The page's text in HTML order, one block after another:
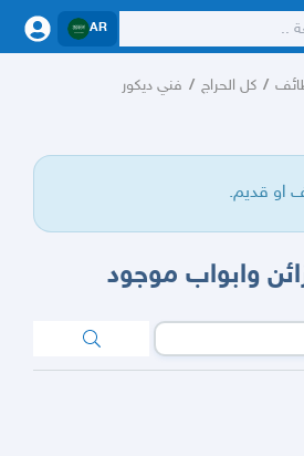
AR
/ كل الحراج / فني ديكور
او قديم.
وابواب موجود